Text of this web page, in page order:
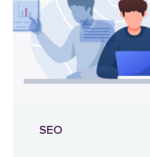
SEO